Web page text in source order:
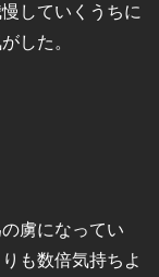
していくうちに
した。
虜になってい
も数倍気持ちよ